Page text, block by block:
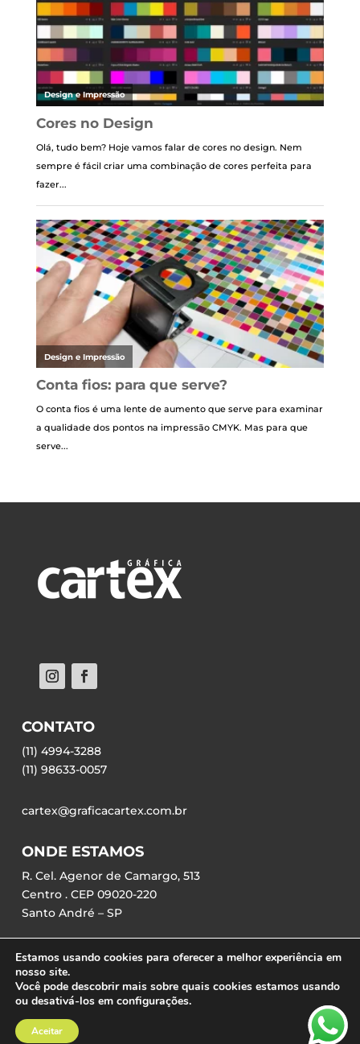
CONTATO
(11) 4994-3288
(11) 98633-0057
cartex@graficacartex.com.br
ONDE ESTAMOS
R. Cel. Agenor de Camargo, 513
Centro . CEP 09020-220
Santo André – SP
©2023 – Gráfica Cartex | Desenvolvido por
Agência IceCream
Estamos usando cookies para oferecer a melhor experiência em
nosso site.
Você pode descobrir mais sobre quais cookies estamos usando
ou desativá-los em configurações.
Aceitar